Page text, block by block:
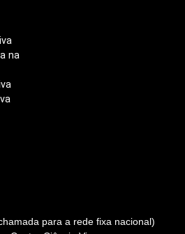
na
para a rede fixa nacional)